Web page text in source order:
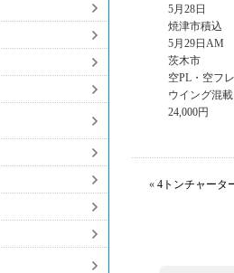
5月28日
焼津市積込
5月29日AM
茨木市
空PL・空フ
ウイング混載
24,000円
« 4トンチャータ